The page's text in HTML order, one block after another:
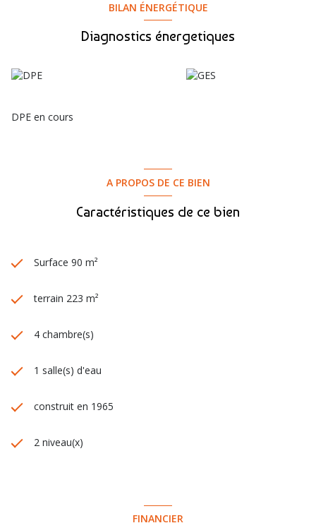
BILAN ÉNERGÉTIQUE
Diagnostics énergetiques
DPE en cours
A PROPOS DE CE BIEN
Caractéristiques de ce bien
Surface 90 m²
terrain 223 m²
4 chambre(s)
1 salle(s) d'eau
construit en 1965
2 niveau(x)
FINANCIER